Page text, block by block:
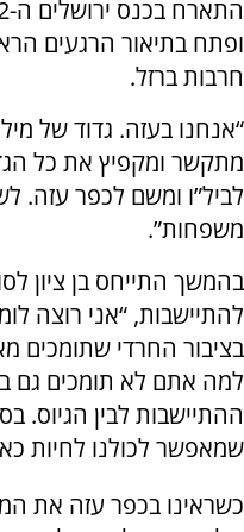
ופתח בתיאור הרגעים
חרבות ברזל.
מתקשר ומקפיץ את כל
לביל”ו ומשם לכפר עזה.
משפחות”.
בהמשך התייחס בן ציון
להתיישבות, “אני רוצה
בציבור החרדי שתומכים
למה אתם לא תומכים גם
ההתיישבות לבין הגיוס.
שמאפשר לכולנו לחיות
כשראינו בכפר עזה את